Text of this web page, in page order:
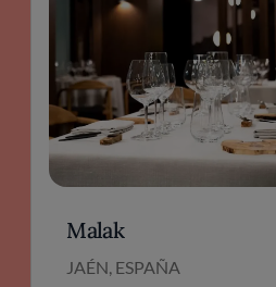
Malak
JAÉN, ESPAÑA